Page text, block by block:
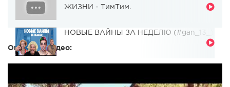
ЖИЗНИ - ТимТим.
НОВЫЕ ВАЙНЫ ЗА НЕДЕЛЮ (#gan_13_)
Описание видео: